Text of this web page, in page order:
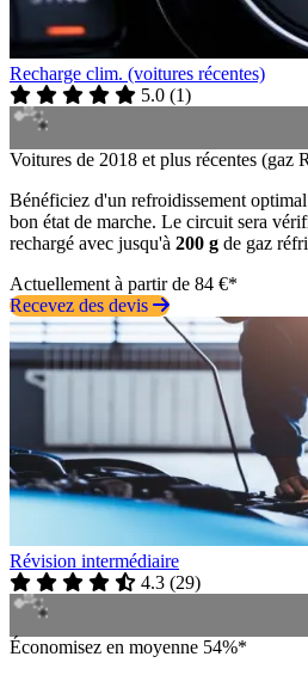
Recharge clim. (voitures récentes)
5.0 (1)
Voitures de 2018 et plus récentes (gaz
Bénéficiez d'un refroidissement
bon état de marche. Le circuit sera
rechargé avec jusqu'à 200 g de gaz
Actuellement à partir de 84 €*
Recevez des devis
Révision intermédiaire
4.3 (29)
Économisez en moyenne 54%*